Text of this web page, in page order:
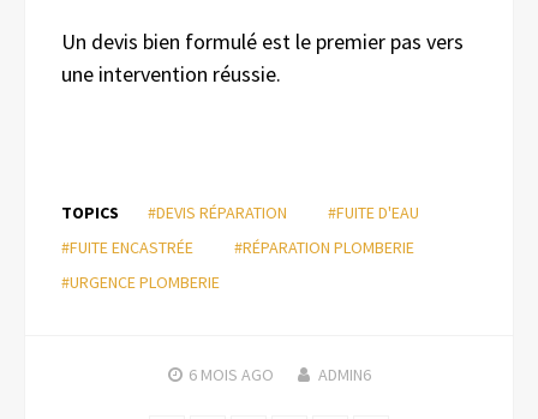
Un devis bien formulé est le premier pas vers
une intervention réussie.
TOPICS #DEVIS RÉPARATION
#FUITE D'EAU
#FUITE ENCASTRÉE
#RÉPARATION PLOMBERIE
#URGENCE PLOMBERIE
6 MOIS AGO ADMIN6